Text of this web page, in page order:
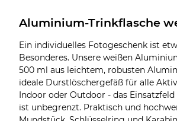
Aluminium-Trinkflasche
Ein individuelles Fotogeschenk ist
Besonderes. Unsere weißen
500 ml aus leichtem, robusten
ideale Durstlöschergefäß für alle
Indoor oder Outdoor - das
ist unbegrenzt. Praktisch und